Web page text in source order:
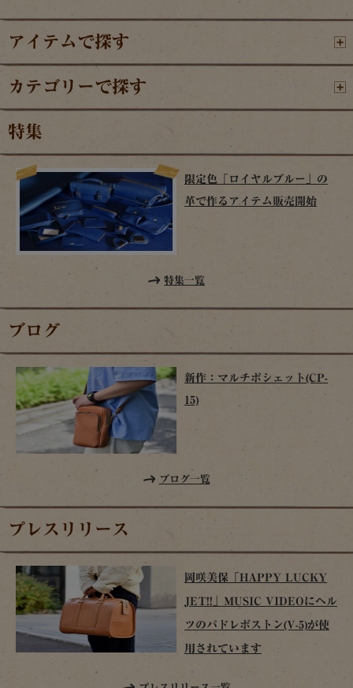
アイテムで探す
カテゴリーで探す
特集
限定色「ロイヤルブルー」の
革で作るアイテム販売開始
特集一覧
ブログ
新作：マルチポシェット(CP-
15)
ブログ一覧
プレスリリース
岡咲美保「HAPPY LUCKY
JET!!」MUSIC VIDEOにヘル
ツのパドレボストン(V-5)が使
用されています